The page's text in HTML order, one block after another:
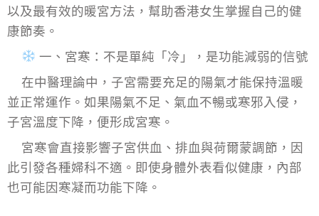
以及最有效的暖宮方法，幫助香港女生掌握自己的健
康節奏。
一、宮寒：不是單純「冷」，是功能減弱的信號
在中醫理論中，子宮需要充足的陽氣才能保持溫暖
並正常運作。如果陽氣不足、氣血不暢或寒邪入侵，
子宮溫度下降，便形成宮寒。
宮寒會直接影響子宮供血、排血與荷爾蒙調節，因
此引發各種婦科不適。即使身體外表看似健康，內部
也可能因寒凝而功能下降。